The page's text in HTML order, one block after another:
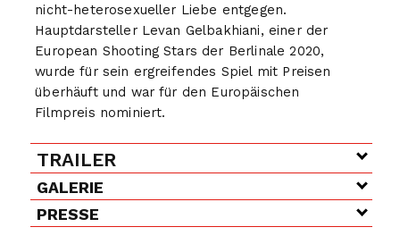
nicht-heterosexueller Liebe entgegen.
Hauptdarsteller Levan Gelbakhiani, einer der
European Shooting Stars der Berlinale 2020,
wurde für sein ergreifendes Spiel mit Preisen
überhäuft und war für den Europäischen
Filmpreis nominiert.
TRAILER
GALERIE
PRESSE